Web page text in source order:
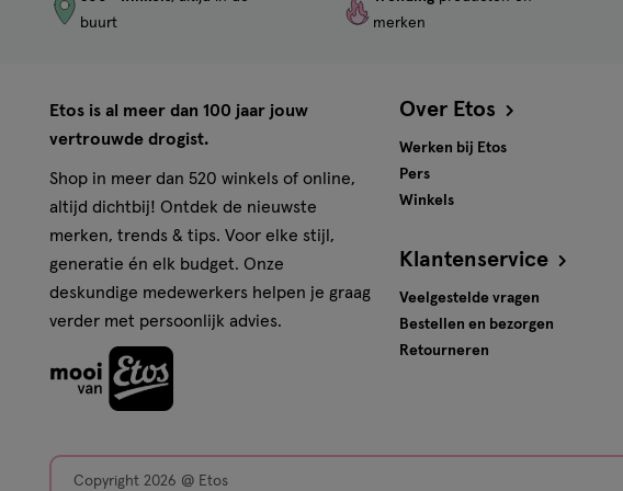
buurt
merken
Etos is al meer dan 100 jaar jouw
vertrouwde drogist.
Shop in meer dan 520 winkels of online,
altijd dichtbij! Ontdek de nieuwste
merken, trends & tips. Voor elke stijl,
generatie én elk budget. Onze
deskundige medewerkers helpen je graag
verder met persoonlijk advies.
Over Etos
Werken bij Etos
Pers
Winkels
Klantenservice
Veelgestelde vragen
Bestellen en bezorgen
Retourneren
Copyright 2026 @ Etos